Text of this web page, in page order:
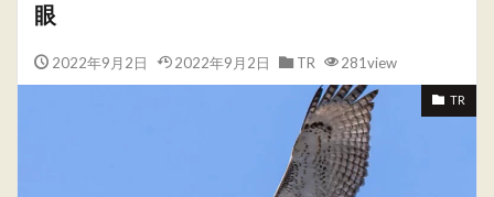
眼
2022年9月2日 2022年9月2日 TR 281view
TR